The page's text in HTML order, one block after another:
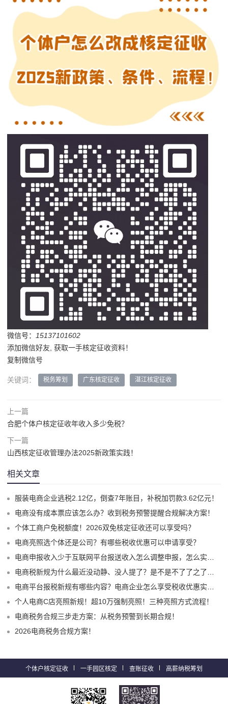
微信号：
15137101602
添加微信好友, 获取一手核定征收资料！
复制微信号
关键词： 税务筹划 广东核定征收 湛江核定征收
上一篇
合肥个体户核定征收年收入多少免税？
下一篇
山西核定征收管理办法2025新政策实践！
相关文章
服装电商企业逃税2.12亿，倒查7年账目，补税加罚款3.62亿元！
电商没有成本票应该怎么办？收到税务预警提醒合规解决方案！
个体工商户免税额度！2026双免核定征收还可以享受吗？
电商亮照选个体还是公司？有哪些税收优惠可以申请享受？
电商申报收入少于互联网平台报送收入怎么调整申报，怎么实现合规申报享受税收优惠！
电商税新规为什么最近没动静、没人提了？是不是不了了之了嘛？
电商平台报税新规有哪些内容？电商企业怎么享受税收优惠实现税务合规？
个人电商C店亮照新规！超10万强制亮照！三种亮照方式流程！
电商税务合规三步走方案：从税务预警到长期合规！
2026电商税务合规方案！
个体户核定征收 一手园区核定 查账征收 高薪纳税筹划